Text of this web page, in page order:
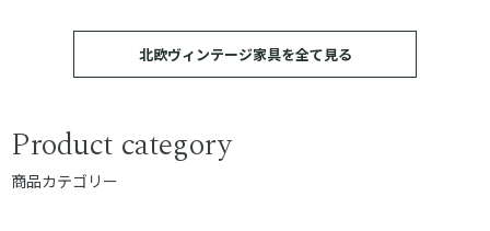
北欧ヴィンテージ家具を全て見る
Product category
商品カテゴリー